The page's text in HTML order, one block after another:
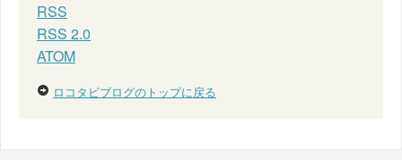
RSS
RSS 2.0
ATOM
ロコタビブログのトップに戻る